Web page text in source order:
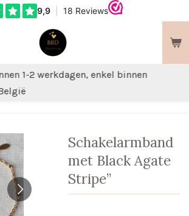
1-2 werkdagen, enkel binnen
Schakelarmband
met Black Agate
Stripe”